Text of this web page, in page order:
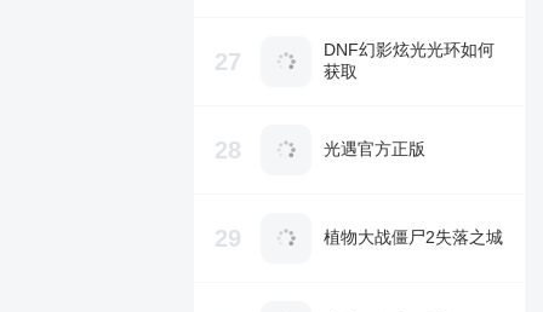
27
DNF幻影炫光光环如何
获取
28 光遇官方正版
29 植物大战僵尸2失落之城